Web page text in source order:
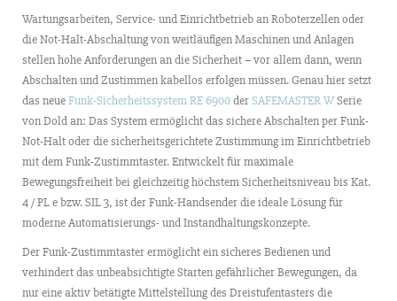
Wartungsarbeiten, Service- und Einrichtbetrieb an Roboterzellen oder
die Not-Halt-Abschaltung von weitläufigen Maschinen und Anlagen
stellen hohe Anforderungen an die Sicherheit – vor allem dann, wenn
Abschalten und Zustimmen kabellos erfolgen müssen. Genau hier setzt
das neueFunk-Sicherheitssystem RE 6900derSAFEMASTER WSerie
von Dold an: Das System ermöglicht das sichere Abschalten per Funk-
Not-Halt oder die sicherheitsgerichtete Zustimmung im Einrichtbetrieb
mit dem Funk-Zustimmtaster. Entwickelt für maximale
Bewegungsfreiheit bei gleichzeitig höchstem Sicherheitsniveau bis Kat.
4 / PL e bzw. SIL 3, ist der Funk-Handsender die ideale Lösung für
moderne Automatisierungs- und Instandhaltungskonzepte.
Der Funk-Zustimmtaster ermöglicht ein sicheres Bedienen und
verhindert das unbeabsichtigte Starten gefährlicher Bewegungen, da
nur eine aktiv betätigte Mittelstellung des Dreistufentasters die